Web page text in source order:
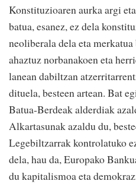
Konstituzioaren aurka argi
batua, esanez, ez dela
neoliberala dela eta
ahaztuz norbanakoen eta
lanean dabiltzan
dituela, besteen artean. Bat
Batua-Berdeak alderdiak
Alkartasunak azaldu du,
Legebiltzarrak kontrolatuko
dela, hau da, Europako
du kapitalismoa eta